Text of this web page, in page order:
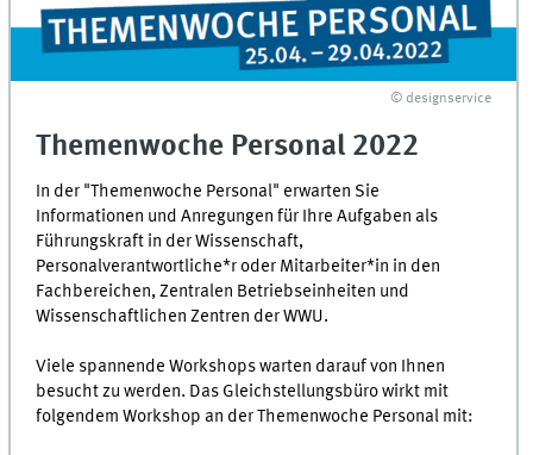
© designservice
Themenwoche Personal 2022
In der "Themenwoche Personal" erwarten Sie
Informationen und Anregungen für Ihre Aufgaben als
Führungskraft in der Wissenschaft,
Personalverantwortliche*r oder Mitarbeiter*in in den
Fachbereichen, Zentralen Betriebseinheiten und
Wissenschaftlichen Zentren der WWU.
Viele spannende Workshops warten darauf von Ihnen
besucht zu werden. Das Gleichstellungsbüro wirkt mit
folgendem Workshop an der Themenwoche Personal mit: